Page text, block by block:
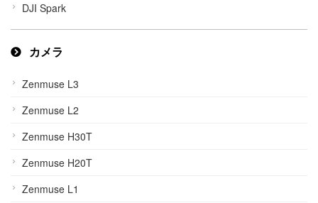
DJI Spark
カメラ
Zenmuse L3
Zenmuse L2
Zenmuse H30T
Zenmuse H20T
Zenmuse L1